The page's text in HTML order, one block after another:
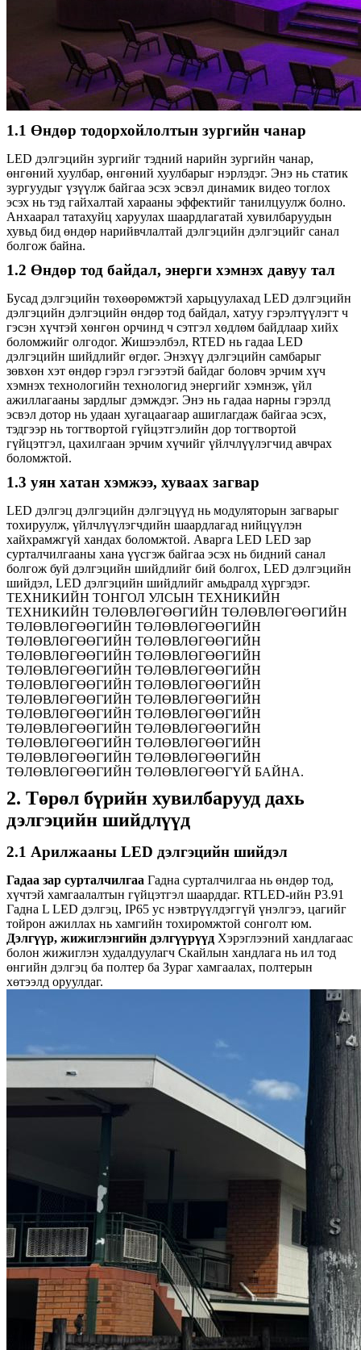
1.1 Өндөр тодорхойлолтын зургийн чанар
LED дэлгэцийн зургийг тэдний нарийн зургийн чанар,
өнгөний хуулбар, өнгөний хуулбарыг нэрлэдэг. Энэ нь статик
зургуудыг үзүүлж байгаа эсэх эсвэл динамик видео тоглох
эсэх нь тэд гайхалтай харааны эффектийг танилцуулж болно.
Анхаарал татахуйц харуулах шаардлагатай хувилбаруудын
хувьд бид өндөр нарийвчлалтай дэлгэцийн дэлгэцийг санал
болгож байна.
1.2 Өндөр тод байдал, энерги хэмнэх давуу тал
Бусад дэлгэцийн төхөөрөмжтэй харьцуулахад LED дэлгэцийн
дэлгэцийн дэлгэцийн өндөр тод байдал, хатуу гэрэлтүүлэгт ч
гэсэн хүчтэй хөнгөн орчинд ч сэтгэл хөдлөм байдлаар хийх
боломжийг олгодог. Жишээлбэл, RTED нь гадаа LED
дэлгэцийн шийдлийг өгдөг. Энэхүү дэлгэцийн самбарыг
зөвхөн хэт өндөр гэрэл гэгээтэй байдаг боловч эрчим хүч
хэмнэх технологийн технологид энергийг хэмнэж, үйл
ажиллагааны зардлыг дэмждэг. Энэ нь гадаа нарны гэрэлд
эсвэл дотор нь удаан хугацаагаар ашиглагдаж байгаа эсэх,
тэдгээр нь тогтвортой гүйцэтгэлийн дор тогтвортой
гүйцэтгэл, цахилгаан эрчим хүчийг үйлчлүүлэгчид авчрах
боломжтой.
1.3 уян хатан хэмжээ, хуваах загвар
LED дэлгэц дэлгэцийн дэлгэцүүд нь модуляторын загварыг
тохируулж, үйлчлүүлэгчдийн шаардлагад нийцүүлэн
хайхрамжгүй хандах боломжтой. Аварга LED LED зар
сурталчилгааны хана үүсгэж байгаа эсэх нь бидний санал
болгож буй дэлгэцийн шийдлийг бий болгох, LED дэлгэцийн
шийдэл, LED дэлгэцийн шийдлийг амьдралд хүргэдэг.
ТЕХНИКИЙН ТОНГОЛ УЛСЫН ТЕХНИКИЙН
ТЕХНИКИЙН ТӨЛӨВЛӨГӨӨГИЙН ТӨЛӨВЛӨГӨӨГИЙН
ТӨЛӨВЛӨГӨӨГИЙН ТӨЛӨВЛӨГӨӨГИЙН
ТӨЛӨВЛӨГӨӨГИЙН ТӨЛӨВЛӨГӨӨГИЙН
ТӨЛӨВЛӨГӨӨГИЙН ТӨЛӨВЛӨГӨӨГИЙН
ТӨЛӨВЛӨГӨӨГИЙН ТӨЛӨВЛӨГӨӨГИЙН
ТӨЛӨВЛӨГӨӨГИЙН ТӨЛӨВЛӨГӨӨГИЙН
ТӨЛӨВЛӨГӨӨГИЙН ТӨЛӨВЛӨГӨӨГИЙН
ТӨЛӨВЛӨГӨӨГИЙН ТӨЛӨВЛӨГӨӨГИЙН
ТӨЛӨВЛӨГӨӨГИЙН ТӨЛӨВЛӨГӨӨГИЙН
ТӨЛӨВЛӨГӨӨГИЙН ТӨЛӨВЛӨГӨӨГИЙН
ТӨЛӨВЛӨГӨӨГИЙН ТӨЛӨВЛӨГӨӨГИЙН
ТӨЛӨВЛӨГӨӨГИЙН ТӨЛӨВЛӨГӨӨГҮЙ БАЙНА.
2. Төрөл бүрийн хувилбарууд дахь
дэлгэцийн шийдлүүд
2.1 Арилжааны LED дэлгэцийн шийдэл
Гадаа зар сурталчилгаа Гадна сурталчилгаа нь өндөр тод,
хүчтэй хамгаалалтын гүйцэтгэл шаарддаг. RTLED-ийн P3.91
Гадна L LED дэлгэц, IP65 ус нэвтрүүлдэггүй үнэлгээ, цагийг
тойрон ажиллах нь хамгийн тохиромжтой сонголт юм.
Дэлгүүр, жижиглэнгийн дэлгүүрүүд Хэрэглээний хандлагаас
болон жижиглэн худалдуулагч Скайлын хандлага нь ил тод
өнгийн дэлгэц ба полтер ба Зураг хамгаалах, полтерын
хөтээлд оруулдаг.